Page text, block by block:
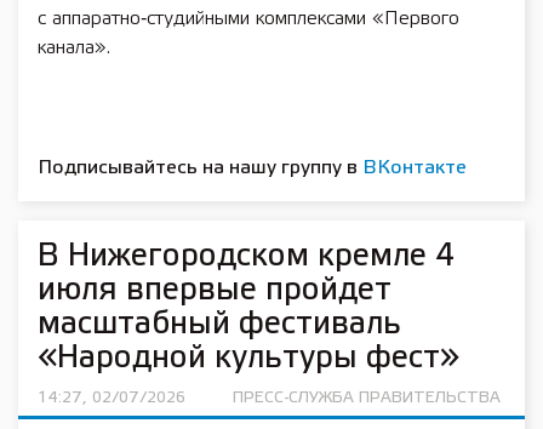
с аппаратно‑студийными комплексами «Первого
канала».
Подписывайтесь на нашу группу в ВКонтакте
В Нижегородском кремле 4
июля впервые пройдет
масштабный фестиваль
«Народной культуры фест»
14:27, 02/07/2026 ПРЕСС-СЛУЖБА ПРАВИТЕЛЬСТВА